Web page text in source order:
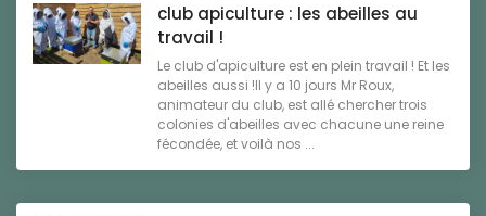
club apiculture : les abeilles au
travail !
Le club d'apiculture est en plein travail ! Et les
abeilles aussi !Il y a 10 jours Mr Roux,
animateur du club, est allé chercher trois
colonies d'abeilles avec chacune une reine
fécondée, et voilà nos ...